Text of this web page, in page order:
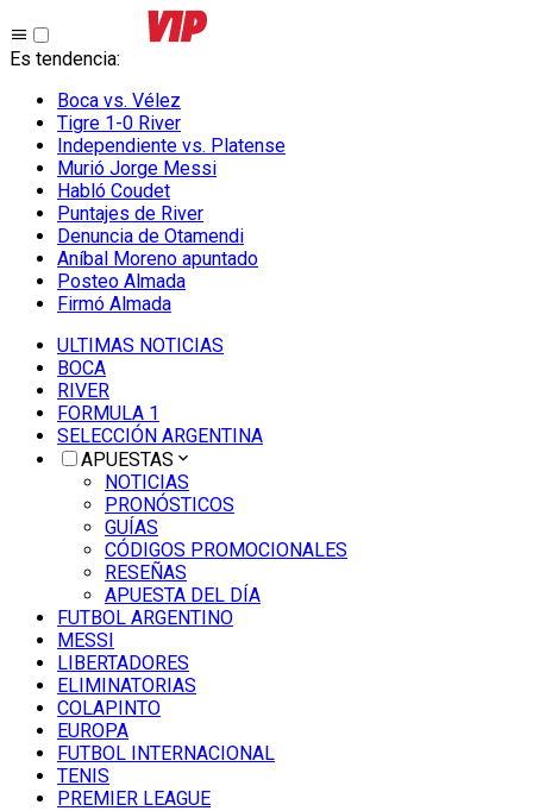
Es tendencia:
Boca vs. Vélez
Tigre 1-0 River
Independiente vs. Platense
Murió Jorge Messi
Habló Coudet
Puntajes de River
Denuncia de Otamendi
Aníbal Moreno apuntado
Posteo Almada
Firmó Almada
ULTIMAS NOTICIAS
BOCA
RIVER
FORMULA 1
SELECCIÓN ARGENTINA
APUESTAS
NOTICIAS
PRONÓSTICOS
GUÍAS
CÓDIGOS PROMOCIONALES
RESEÑAS
APUESTA DEL DÍA
FUTBOL ARGENTINO
MESSI
LIBERTADORES
ELIMINATORIAS
COLAPINTO
EUROPA
FUTBOL INTERNACIONAL
TENIS
PREMIER LEAGUE